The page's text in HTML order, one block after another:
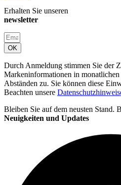
Erhalten Sie unseren
newsletter
OK
Durch Anmeldung stimmen Sie der
Markeninformationen in monatlichen
Abständen zu. Sie können diese
Beachten unsere
Bleiben Sie auf dem neusten Stand.
Neuigkeiten und Updates